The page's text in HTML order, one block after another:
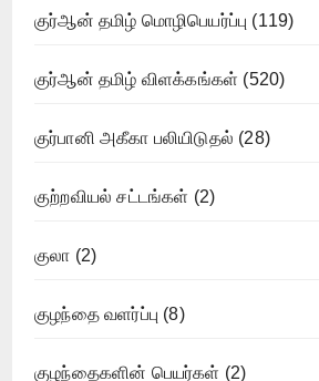
குர்ஆன் தமிழ் மொழிபெயர்ப்பு (119)
குர்ஆன் தமிழ் விளக்கங்கள் (520)
குர்பானி அகீகா பலியிடுதல் (28)
குற்றவியல் சட்டங்கள் (2)
குலா (2)
குழந்தை வளர்ப்பு (8)
குழந்தைகளின் பெயர்கள் (2)